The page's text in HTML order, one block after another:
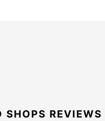
SHOPS REVIEWS